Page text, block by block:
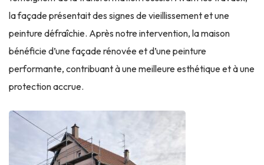
la façade présentait des signes de vieillissement et une
peinture défraîchie. Après notre intervention, la maison
bénéficie d’une façade rénovée et d’une peinture
performante, contribuant à une meilleure esthétique et à une
protection accrue.